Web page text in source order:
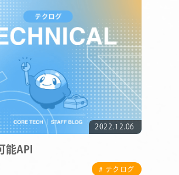
2022.12.06
能API
# テクログ